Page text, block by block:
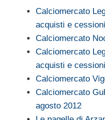
Calciomercato
acquisti e cessioni
Calciomercato
Calciomercato
acquisti e cessioni
Calciomercato
Calciomercato
agosto 2012